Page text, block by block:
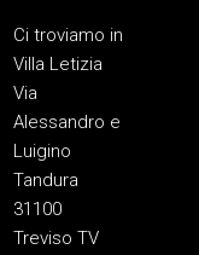
Ci troviamo in
Villa Letizia
Via
Alessandro e
Luigino
Tandura
31100
Treviso TV